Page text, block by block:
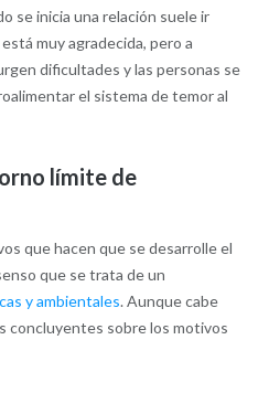
se inicia una relación suele ir
muy agradecida, pero a
dificultades y las personas se
el sistema de temor al
límite de
que hacen que se desarrolle el
que se trata de un
y ambientales. Aunque cabe
concluyentes sobre los motivos